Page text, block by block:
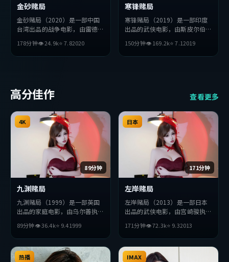
金砂赌局
金砂赌局（2020）是一部中国
台湾出品的战争电影，由雷德利
安·墨菲、安藤樱等主演。影
片在叙事与视听上力求突破，探
178分钟👁24.9k⭐7.82020
寒锋赌局
寒锋赌局（2019）是一部印度
出品的武侠电影，由斯皮尔伯格
主演。影片在叙事与视听上力求
突破，探讨人性与抉择，节奏张
150分钟👁169.2k⭐7.12019
高分佳作 查看更多
89分钟
4K
九渊赌局
九渊赌局（1999）是一部英国
出品的家庭电影，由乌尔善执
演。影片在叙事与视听上力求突
破，探讨人性与抉择，节奏张弛
有度，适合喜欢该类型的观众完
整观看。
89分钟👁36.4k⭐ 9.41999
171分钟
日本
左岸赌局
左岸赌局（2013）是一部日本
出品的武侠电影，由宫崎骏执
·墨菲等主演。影片在叙事与
视听上力求突破，探讨人性与抉
择，节奏张弛有度，适合喜欢该
类型的观众完整观看。
171分钟👁72.3k⭐ 9.32013
热播 IMAX